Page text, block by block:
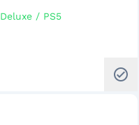
Deluxe / PS5
check_circle